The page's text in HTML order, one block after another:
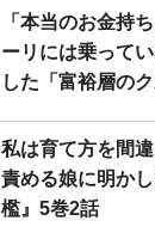
「本当のお金持
ーリには乗って
した「富裕層の
私は育て方を間
責める娘に明か
檻』5巻2話